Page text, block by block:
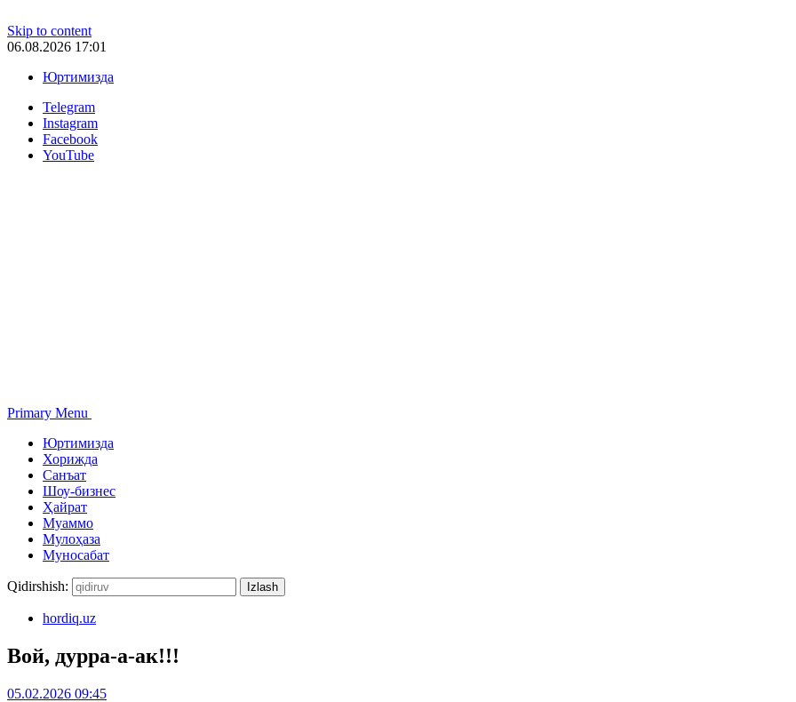
Skip to content
06.08.2026 17:01
Юртимизда
Telegram
Instagram
Facebook
YouTube
Primary Menu
Юртимизда
Хорижда
Санъат
Шоу-бизнес
Ҳайрат
Муаммо
Мулоҳаза
Муносабат
Qidirshish:
hordiq.uz
Вой, дурра-а-ак!!!
05.02.2026 09:45